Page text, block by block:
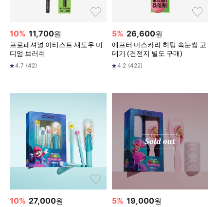
10% 11,700원
프로페셔널 아티스트 섀도우 미
디엄 브러쉬
4.7 (42)
5% 26,600원
애프터 마스카라 히팅 속눈썹 고
데기 (건전지 별도 구매)
4.2 (422)
10% 27,000원 5% 19,000원